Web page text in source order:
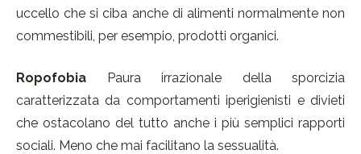
uccello che si ciba anche di alimenti normalmente non
commestibili, per esempio, prodotti organici.
Ropofobia Paura irrazionale della sporcizia
caratterizzata da comportamenti iperigienisti e divieti
che ostacolano del tutto anche i più semplici rapporti
sociali. Meno che mai facilitano la sessualità.